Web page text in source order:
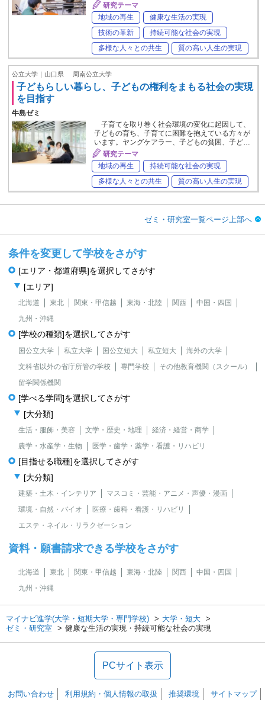
研究テーマ
地域の再生
健康な生活の実現
技術の革新
持続可能な社会の実現
多様な人々との共生
質の高い人生の実現
公立大学｜山口県 周南公立大学
子どもらしい暮らし、子どもの権利をまもる社会の実現
を目指す
牛島ゼミ
子育てを取り巻く社会環境の変化に起因して、
子どもの育ち、子育てに困難を抱えている方々が
います。ヤングケアラー、子どもの貧困、子ど…
研究テーマ
地域の再生
持続可能な社会の実現
多様な人々との共生
質の高い人生の実現
ゼミ・研究室一覧ページ上部へ
条件を変更して学校をさがす
[エリア・都道府県]を選択してさがす
[エリア]
北海道 東北 関東・甲信越 東海・北陸 関西
中国・四国
九州・沖縄
[学校の種類]を選択してさがす
国公立大学 私立大学 国公立短大 私立短大
海外の大学
文科省以外の省庁所管の学校
専門学校
その他教育機関（スクール）
留学関係機関
[学べる学問]を選択してさがす
[大分類]
生活・服飾・美容 文学・歴史・地理
経済・経営・商学
農学・水産学・生物
医学・歯学・薬学・看護・リハビリ
[目指せる職種]を選択してさがす
[大分類]
建築・土木・インテリア
マスコミ・芸能・アニメ・声優・漫画
環境・自然・バイオ
医療・歯科・看護・リハビリ
エステ・ネイル・リラクゼーション
資料・願書請求できる学校をさがす
北海道 東北 関東・甲信越 東海・北陸 関西
中国・四国
九州・沖縄
マイナビ進学(大学・短期大学・専門学校)
大学・短大
ゼミ・研究室
健康な生活の実現・持続可能な社会の実現
PCサイト表示
お問い合わせ 利用規約・個人情報の取扱 推奨環境 サイトマップ